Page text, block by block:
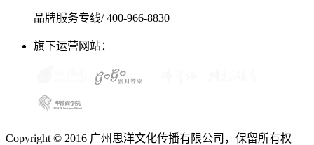
品牌服务专线/ 400-966-8830
旗下运营网站：
Copyright © 2016 广州思洋文化传播有限公司，保留所有权